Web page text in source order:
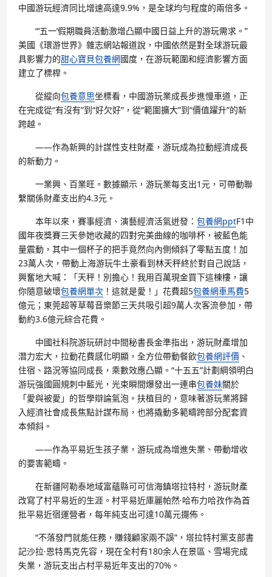
中國游玩經濟同比增速高達9.9%，是全球均勻程度的兩倍多。
“‘五一’假期職員活動激增凸顯中國日益上升的游玩需求。”
美國《環游世界》雜志網站報道說，中國依然是對全球游玩最
具影響力的甜心寶貝包養網國度，在游玩範圍和經濟影響方面
建立了標桿。
從縱向包養意思坐標看，中國游玩業成長步進慢車道，正
在完成從“有沒有”到“好欠好”，從“範圍擴大”到“價值躍升”的新
跨越。
——作為新興的計謀性支柱財產，游玩成為拉動經濟成長
的新動力。
一業興、百業旺。數據顯示，游玩業每支出1元，可帶動聯
繫關係財產支出約4.3元。
本年以來，賽事經濟、演藝經濟活氣迸發： 包養網pptF1中
國年夜獎賽三天參她收藏的四對完美曲線的咖啡杯，被藍色能
量震動，其中一個杯子的把手竟然向內側傾斜了零點五度！加
23萬人次，帶動上海游玩牛土豪看到林天秤終於對自己說話，
興奮地大喊：「天秤！別擔心！我用百萬現金買下這棟樓，讓
你隨意破壞包養網單次 ！這就是愛！」花費超5包養網車馬費5
億元；東莞超等草莓音樂節三天共吸引超9萬人次客流參加，帶
動約3.6億元綜合花費。
中國社科院游玩研討中間秘書長金準指出，游玩財產增加
潛力宏大，拉動花費感化明顯，全方位帶動餐飲包養網評價 、
住宿、路況等協同成長，乘數效應凸顯。“十五五”計劃綱領明白
游玩強國圓規刺中藍光，光束瞬間爆發出一連串包養妹關於
「愛與被愛」的哲學辯論氣泡。扶植目的，意味著游玩業將歸
入經濟社會成長焦點計謀布局，也將撬動多範疇跨部分配套資
本傾斜。
——作為平易近生孩子業，游玩成為增進失業、帶動增收
的要害範疇。
在新疆阿勒泰地域富蘊縣可可信海鎮塔拉特村，游玩財產
改寫了村平易近的生涯。村平易近庫麗帕然·哈布力哈孜作為首
批平易近宿運營者，每年純支出可達10萬元擺佈。
“不落發門就能任務，賺錢顧家兩不誤”，塔拉特村黨支部書
記沙拉·恩特馬克先容，現在全村有180余人在景區、雪場完成
失業，游玩支出占村平易近年支出的70%。